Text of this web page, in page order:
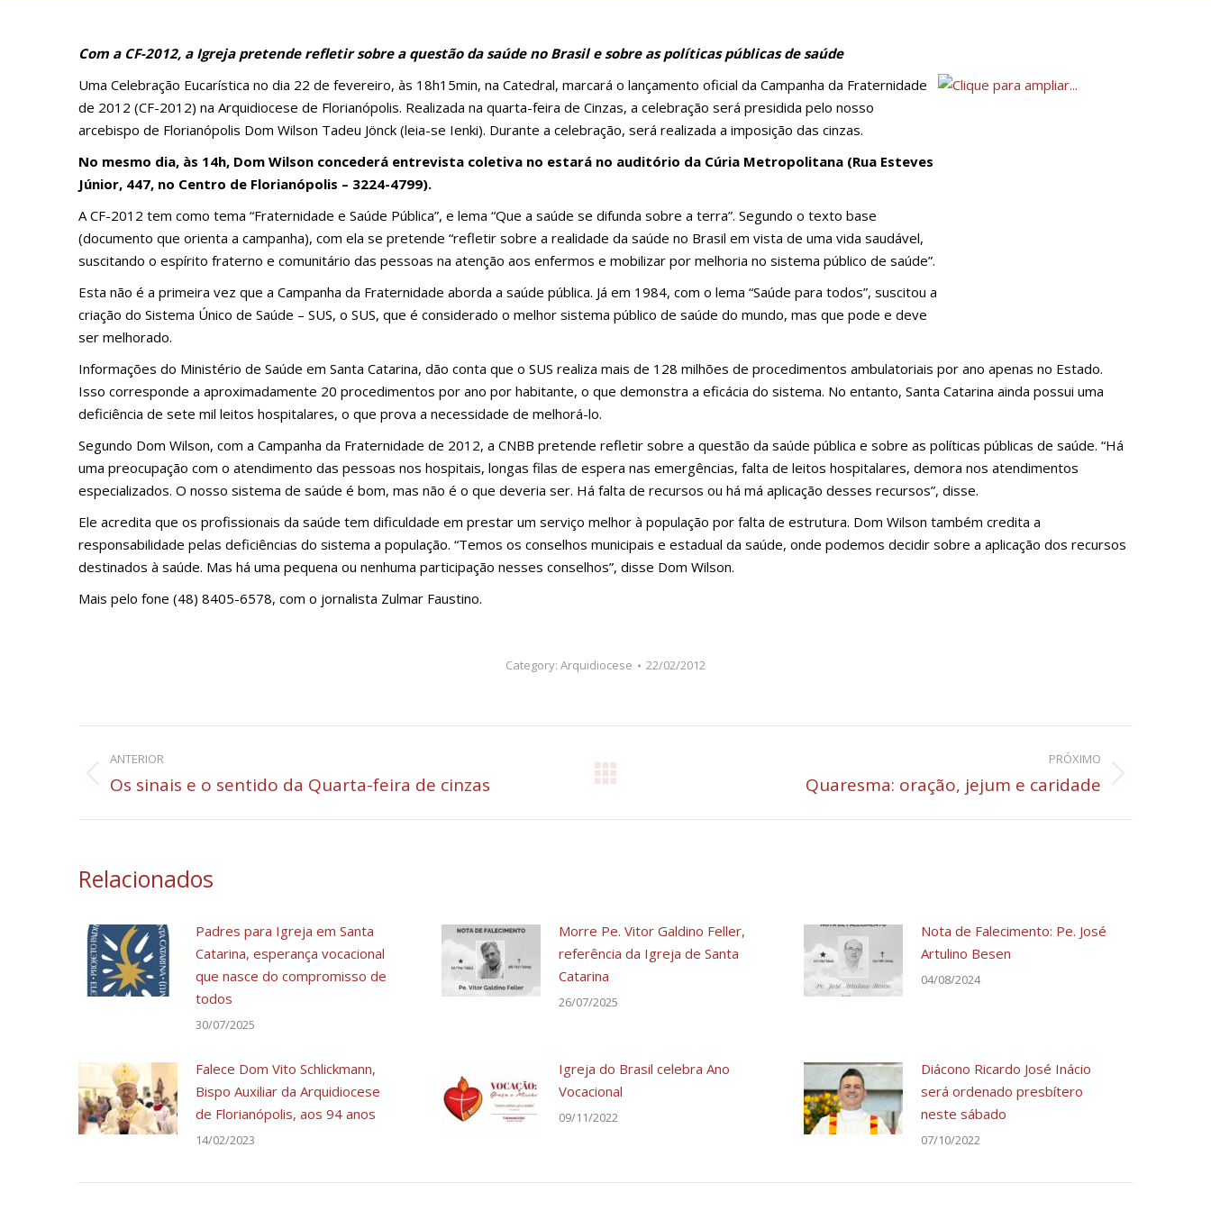
Com a CF-2012, a Igreja pretende refletir sobre a questão da saúde no Brasil e sobre as políticas públicas de saúde
Uma Celebração Eucarística no dia 22 de fevereiro, às 18h15min, na Catedral, marcará o lançamento oficial da Campanha da Fraternidade
de 2012 (CF-2012) na Arquidiocese de Florianópolis. Realizada na quarta-feira de Cinzas, a celebração será presidida pelo nosso
arcebispo de Florianópolis Dom Wilson Tadeu Jönck (leia-se Ienki). Durante a celebração, será realizada a imposição das cinzas.
No mesmo dia, às 14h, Dom Wilson concederá entrevista coletiva no estará no auditório da Cúria Metropolitana (Rua Esteves
Júnior, 447, no Centro de Florianópolis – 3224-4799).
A CF-2012 tem como tema “Fraternidade e Saúde Pública”, e lema “Que a saúde se difunda sobre a terra”. Segundo o texto base
(documento que orienta a campanha), com ela se pretende “refletir sobre a realidade da saúde no Brasil em vista de uma vida saudável,
suscitando o espírito fraterno e comunitário das pes­soas na atenção aos enfermos e mobilizar por melhoria no sistema público de saúde”.
Esta não é a primeira vez que a Campanha da Fraternidade aborda a saúde pública. Já em 1984, com o lema “Saúde para todos”, suscitou a
criação do Sistema Único de Saúde – SUS, o SUS, que é considerado o melhor sistema público de saúde do mundo, mas que pode e deve
ser melhorado.
Informações do Ministério de Saúde em Santa Catarina, dão conta que o SUS realiza mais de 128 milhões de procedimentos ambulatoriais por ano apenas no Estado.
Isso corresponde a aproximadamente 20 procedimentos por ano por habitante, o que demonstra a eficácia do sistema. No entanto, Santa Catarina ainda possui uma
deficiência de sete mil leitos hospitalares, o que prova a necessidade de melhorá-lo.
Segundo Dom Wilson, com a Campanha da Fraternidade de 2012, a CNBB pretende refletir sobre a questão da saúde pública e sobre as políticas públicas de saúde. “Há
uma preocupação com o atendimento das pessoas nos hospitais, longas filas de espera nas emergências, falta de leitos hospitalares, demora nos atendimentos
especializados. O nosso sistema de saúde é bom, mas não é o que deveria ser. Há falta de recursos ou há má aplicação desses recursos”, disse.
Ele acredita que os profissionais da saúde tem dificuldade em prestar um serviço melhor à população por falta de estrutura. Dom Wilson também credita a
responsabilidade pelas deficiências do sistema a população. “Temos os conselhos municipais e estadual da saúde, onde podemos decidir sobre a aplicação dos recursos
destinados à saúde. Mas há uma pequena ou nenhuma participação nesses conselhos”, disse Dom Wilson.
Mais pelo fone (48) 8405-6578, com o jornalista Zulmar Faustino.
Category: Arquidiocese 22/02/2012
Navegação
de
post:
ANTERIOR
Post
Os sinais e o sentido da Quarta-feira de cinzas
PRÓXIMO
Quaresma: oração, jejum e caridade
Relacionados
Padres para Igreja em Santa
Catarina, esperança vocacional
que nasce do compromisso de
todos
30/07/2025
Morre Pe. Vitor Galdino Feller,
referência da Igreja de Santa
Catarina
26/07/2025
Nota de Falecimento: Pe. José
Artulino Besen
04/08/2024
Falece Dom Vito Schlickmann,
Bispo Auxiliar da Arquidiocese
de Florianópolis, aos 94 anos
14/02/2023
Igreja do Brasil celebra Ano
Vocacional
09/11/2022
Diácono Ricardo José Inácio
será ordenado presbítero
neste sábado
07/10/2022